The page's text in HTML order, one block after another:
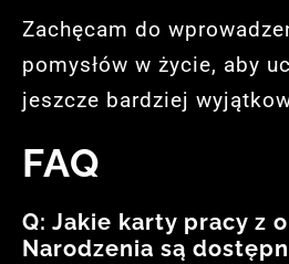
Zachęcam do
pomysłów w życie, aby
jeszcze bardziej
FAQ
Q: Jakie karty pracy z
Narodzenia są